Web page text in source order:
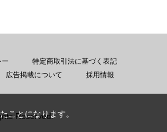
ー
特定商取引法に基づく表記
広告掲載について 採用情報
Reserved.
ことになります。